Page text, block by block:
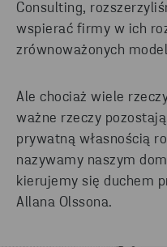
Consulting,
wspierać firmy w ich
zrównoważonych
Ale chociaż wiele
ważne rzeczy
prywatną własnością
nazywamy naszym
kierujemy się duchem
Allana Olssona.